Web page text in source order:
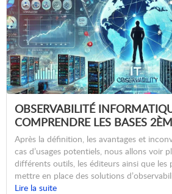
OBSERVABILITÉ
COMPRENDRE LES BASES
Après la définition, les avantages et
cas d’usages potentiels, nous allons voir
différents outils, les éditeurs ainsi que les
mettre en place des solutions
Lire la suite